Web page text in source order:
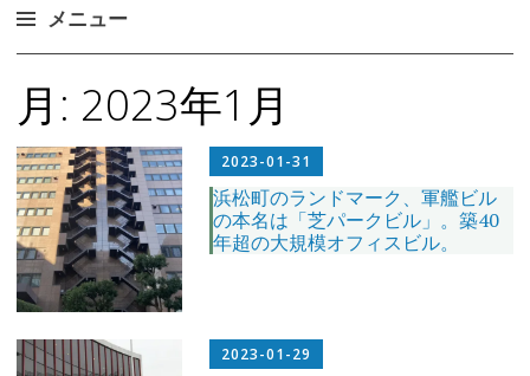
メニュー
ン
テ
ン
ツ
へ
ス
キ
ッ
プ
月: 2023年1月
2023-01-31
浜松町のランドマーク、軍艦ビル
の本名は「芝パークビル」。築40
年超の大規模オフィスビル。
2023-01-29